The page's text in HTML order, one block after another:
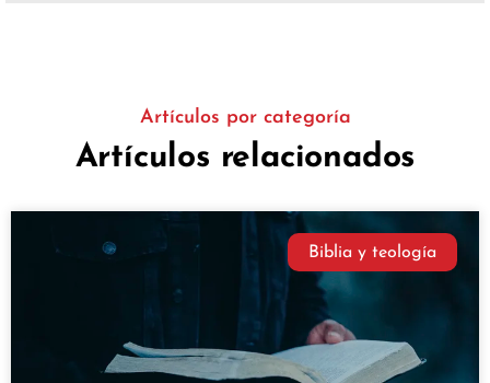
Artículos por categoría
Artículos relacionados
Biblia y teología